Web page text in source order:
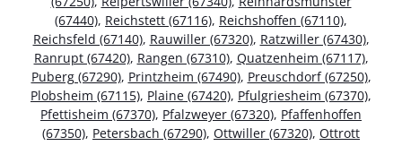
(67440), Reichstett (67116), Reichshoffen (67110),
Reichsfeld (67140), Rauwiller (67320), Ratzwiller (67430),
Ranrupt (67420), Rangen (67310), Quatzenheim (67117),
Puberg (67290), Printzheim (67490), Preuschdorf (67250),
Plobsheim (67115), Plaine (67420), Pfulgriesheim (67370),
Pfettisheim (67370), Pfalzweyer (67320), Pfaffenhoffen
(67350), Petersbach (67290), Ottwiller (67320), Ottrott